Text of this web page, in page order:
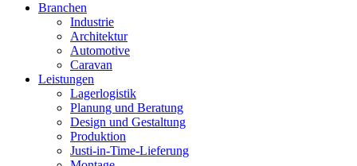
Branchen
Industrie
Architektur
Automotive
Caravan
Leistungen
Lagerlogistik
Planung und Beratung
Design und Gestaltung
Produktion
Justi-in-Time-Lieferung